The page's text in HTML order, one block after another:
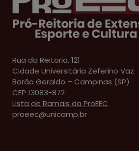
Rua da Reitoria, 121
Cidade Universitária Zeferino Vaz
Barão Geraldo – Campinas (SP)
CEP 13083-872
Lista de Ramais da ProEEC
proeec@unicamp.br